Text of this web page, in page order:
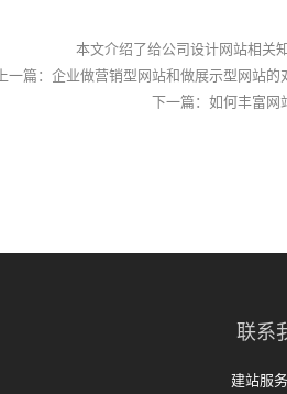
本文介绍了给公司设计网站相关
上一篇： 企业做营销型网站和做展示型网站的
下一篇： 如何丰富网
联系
建站服